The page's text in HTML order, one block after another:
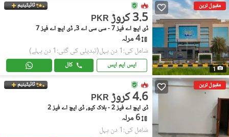
مقبول ترین
1
ٹائیٹینیم
PKR 3.5 کروڑ
ڈی ایچ اے فیز 7 - سی سی اے 3, ڈی ایچ اے فیز 7
4 مرلہ
شامل کی:1 دن پہل (تبدیلی کی گئی:1 دن پہلے)
ایس ایم ایس کال
مقبول ترین ٹائیٹینیم
PKR 4.6 کروڑ
ڈی ایچ اے فیز 2 - بلاک کیو, ڈی ایچ اے فیز 2
6 مرلہ
شامل کی:1 دن پہل